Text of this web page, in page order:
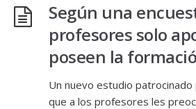
Según una
profesores solo
poseen la
Un nuevo estudio patrocinado
que a los profesores les